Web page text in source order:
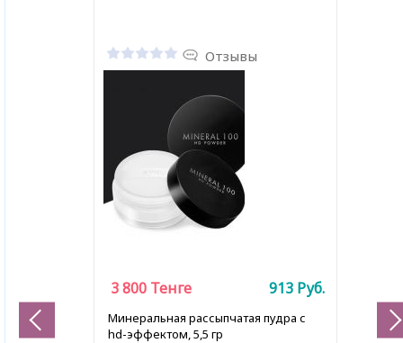
Отзывы
Минеральная рассыпчатая пудра с
hd-эффектом, 5,5 гр
3 800 Тенге 913 Руб.